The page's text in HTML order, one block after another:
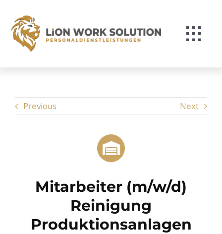
Inhalt
springen
Für Unternehmen
Previous Next
Mitarbeiter (m/w/d)
Reinigung
Produktionsanlagen